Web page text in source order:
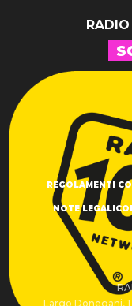
RADIO
REGOLAMENTI
NOTE LEGALI
Largo Donegani, 1